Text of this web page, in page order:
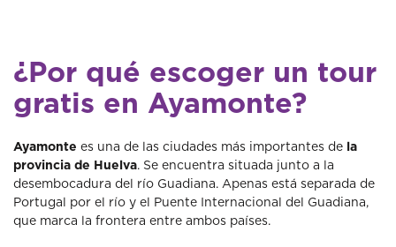
¿Por qué escoger un tour
gratis en Ayamonte?
Ayamonte es una de las ciudades más importantes de la
provincia de Huelva. Se encuentra situada junto a la
desembocadura del río Guadiana. Apenas está separada de
Portugal por el río y el Puente Internacional del Guadiana,
que marca la frontera entre ambos países.